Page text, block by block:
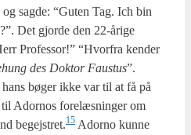
sag­de: “Guten Tag. Ich bin
Det gjor­de den 22-åri­ge
Pro­fes­sor!” “Hvor­fra ken­der
des Dok­tor Faustus”.
bøger ikke var til at få på
Ador­nos fore­læs­nin­ger om
begejstret.15 Ador­no kun­ne